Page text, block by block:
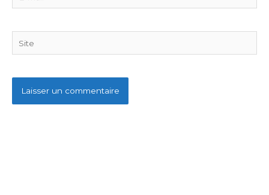
mail*
Site